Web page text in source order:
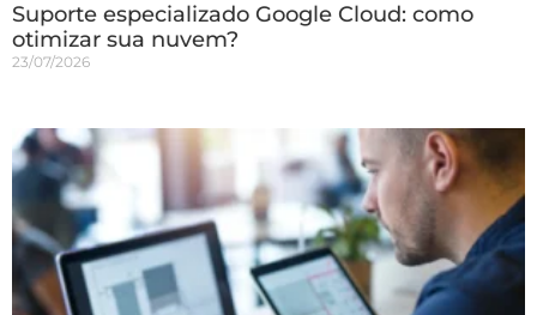
Suporte especializado Google Cloud: como
otimizar sua nuvem?
23/07/2026